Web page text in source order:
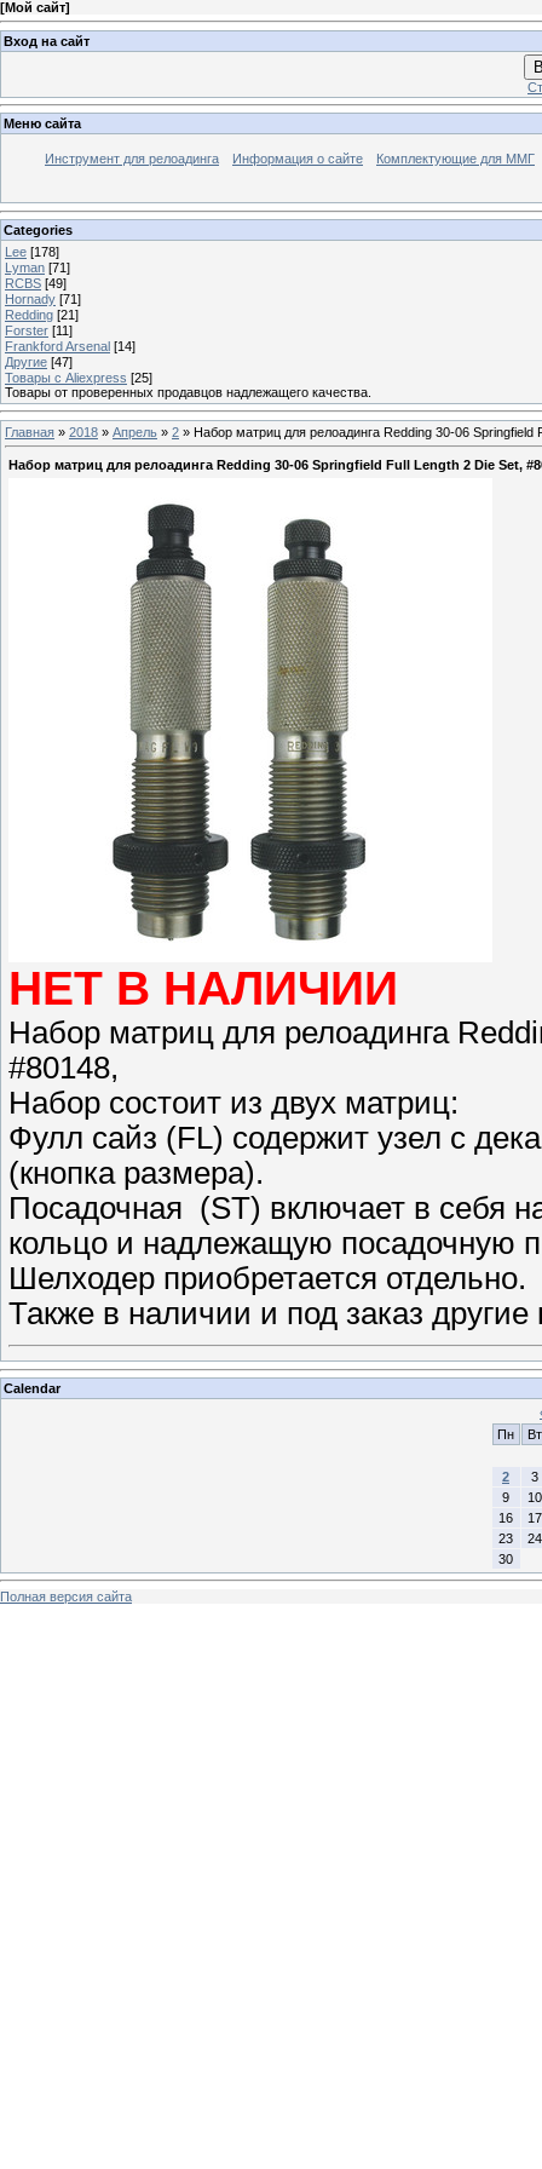
[Мой сайт]
Вход на сайт
Меню сайта
Инструмент для релоадинга Информация о сайте Комплектующие для ММГ
Categories
Lee [178]
Lyman [71]
RCBS [49]
Hornady [71]
Redding [21]
Forster [11]
Frankford Arsenal [14]
Другие [47]
Товары с Aliexpress [25]
Товары от проверенных продавцов надлежащего качества.
Главная » 2018 » Апрель » 2 » Набор матриц для релоадинга Redding 30-06 Springfield
Набор матриц для релоадинга Redding 30-06 Springfield Full Length 2 Die Set,
НЕТ В НАЛИЧИИ
Набор матриц для релоадинга
#80148,
Набор состоит из двух матриц:
Фулл сайз (FL) содержит узел с
(кнопка размера).
Посадочная (ST) включает в себя
кольцо и надлежащую посадочную
Шелходер приобретается отдельно.
Также в наличии и под заказ
Calendar
Пн
Вт
2
3
9
10
16
17
23
24
30
Полная версия сайта